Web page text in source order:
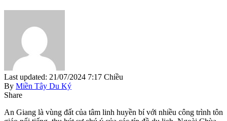
Last updated: 21/07/2024 7:17 Chiều
By Miền Tây Du Ký
Share
An Giang là vùng đất của tâm linh huyền bí với nhiều công trình tôn